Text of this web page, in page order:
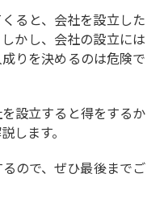
ると、会社を設立した
かし、会社の設立には
りを決めるのは危険で
設立すると得をするか
します。
ので、ぜひ最後までご